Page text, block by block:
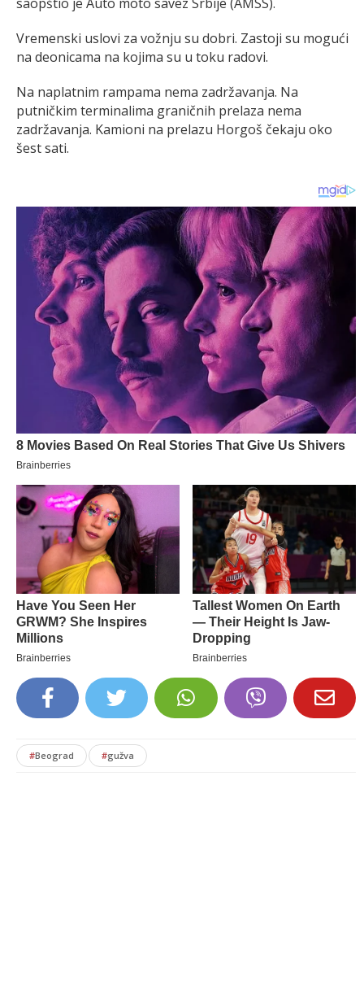
Vremenski uslovi za vožnju su dobri. Zastoji su mogući
na deonicama na kojima su u toku radovi.
Na naplatnim rampama nema zadržavanja. Na
putničkim terminalima graničnih prelaza nema
zadržavanja. Kamioni na prelazu Horgoš čekaju oko
šest sati.
#Beograd #gužva